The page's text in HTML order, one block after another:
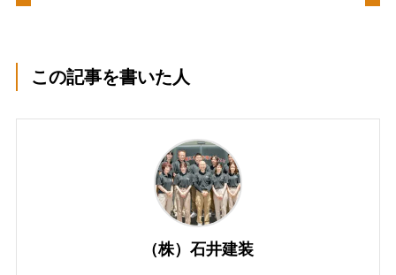
この記事を書いた人
（株）石井建装